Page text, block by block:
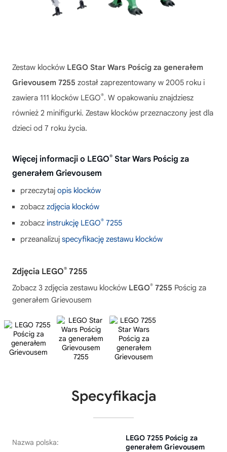
Zestaw klocków LEGO Star Wars Pościg za generałem
Grievousem 7255 został zaprezentowany w 2005 roku i
zawiera 111 klocków LEGO®. W opakowaniu znajdziesz
również 2 minifigurki. Zestaw klocków przeznaczony jest dla
dzieci od 7 roku życia.
Więcej informacji o LEGO® Star Wars Pościg za
generałem Grievousem
przeczytaj opis klocków
zobacz zdjęcia klocków
zobacz instrukcję LEGO® 7255
przeanalizuj specyfikację zestawu klocków
Zdjęcia LEGO® 7255
Zobacz 3 zdjęcia zestawu klocków LEGO® 7255 Pościg za
generałem Grievousem
Specyfikacja
Nazwa polska:
LEGO 7255 Pościg za
generałem Grievousem